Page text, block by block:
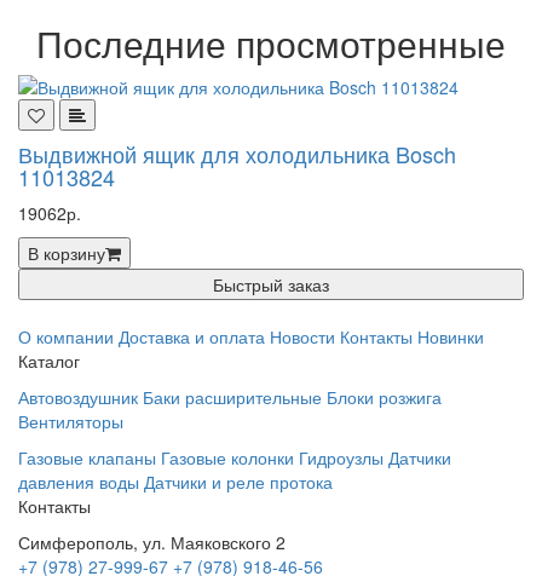
Последние просмотренные
Выдвижной ящик для холодильника Bosch
11013824
19062р.
В корзину
Быстрый заказ
О компании Доставка и оплата Новости Контакты Новинки
Каталог
Автовоздушник Баки расширительные Блоки розжига
Вентиляторы
Газовые клапаны Газовые колонки Гидроузлы Датчики
давления воды Датчики и реле протока
Контакты
Симферополь, ул. Маяковского 2
+7 (978) 27-999-67 +7 (978) 918-46-56